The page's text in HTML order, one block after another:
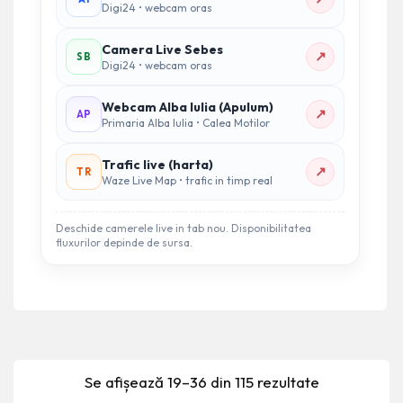
Se afișează 19–36 din 115 rezultate
Digi24 • webcam oras
SB Camera Live Sebes
Digi24 • webcam oras ↗
AP Webcam Alba Iulia (Apulum)
Primaria Alba Iulia • Calea Motilor ↗
TR Trafic live (harta)
Waze Live Map • trafic in timp real ↗
Deschide camerele live in tab nou. Disponibilitatea
fluxurilor depinde de sursa.